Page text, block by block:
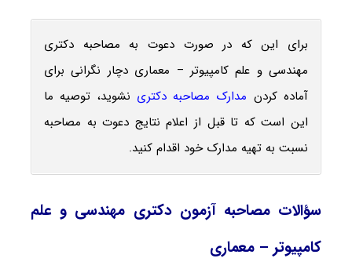
برای این که در صورت دعوت به مصاحبه دکتری
مهندسی و علم کامپیوتر – معماری دچار نگرانی برای
آماده کردن مدارک مصاحبه دکتری نشوید، توصیه ما
این است که تا قبل از اعلام نتایج دعوت به مصاحبه
نسبت به تهیه مدارک خود اقدام کنید.
سؤالات مصاحبه آزمون دکتری مهندسی و علم
کامپیوتر – معماری